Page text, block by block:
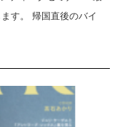
す。 帰国直後のバイ